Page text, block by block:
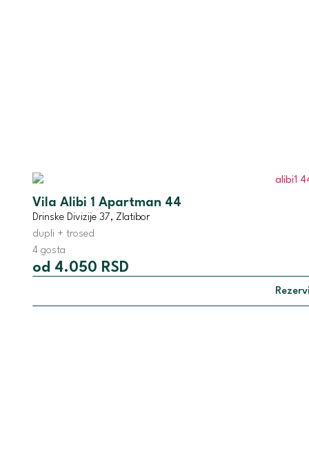
Vila Alibi 1 Apartman 44
Drinske Divizije 37, Zlatibor
dupli + trosed
4 gosta
od 4.050 RSD